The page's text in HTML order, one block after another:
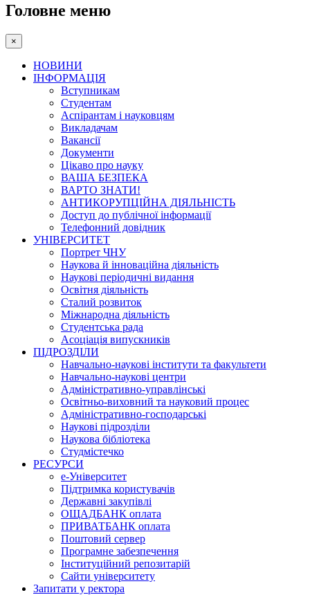
Головне меню
×
НОВИНИ
ІНФОРМАЦІЯ
Вступникам
Студентам
Аспірантам і науковцям
Викладачам
Вакансії
Документи
Цікаво про науку
ВАША БЕЗПЕКА
ВАРТО ЗНАТИ!
АНТИКОРУПЦІЙНА ДІЯЛЬНІСТЬ
Доступ до публічної інформації
Телефонний довідник
УНІВЕРСИТЕТ
Портрет ЧНУ
Наукова й інноваційна діяльність
Наукові періодичні видання
Освітня діяльність
Сталий розвиток
Міжнародна діяльність
Студентська рада
Асоціація випускників
ПІДРОЗДІЛИ
Навчально-наукові інститути та факультети
Навчально-наукові центри
Адміністративно-управлінські
Освітньо-виховний та науковий процес
Адміністративно-господарські
Наукові підрозділи
Наукова бібліотека
Студмістечко
РЕСУРСИ
е-Університет
Підтримка користувачів
Державні закупівлі
ОЩАДБАНК оплата
ПРИВАТБАНК оплата
Поштовий сервер
Програмне забезпечення
Інституційний репозитарій
Сайти університету
Запитати у ректора